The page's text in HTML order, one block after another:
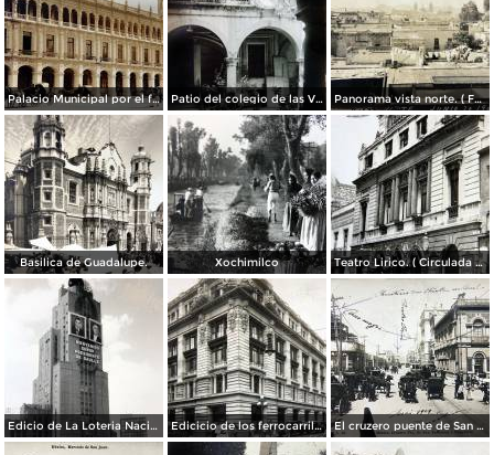
Palacio Municipal por el fotografo Hugo Brehme.. Patio del colegio de las Vizcainas por el fotografo Hugo Brehme. Panorama vista norte. ( Fechada el 20 de Junio de 1905 ).
Basilica de Guadalupe. Xochimilco Teatro Lirico. ( Circulada el 1 de Agosto de 1926 ).
Edicio de La Loteria Nacional Ciudad de México Abril de 1964 Edicicio de los ferrocarriles. El cruzero puente de San Francisco y Guardiola por el fotografo Felix Miret.